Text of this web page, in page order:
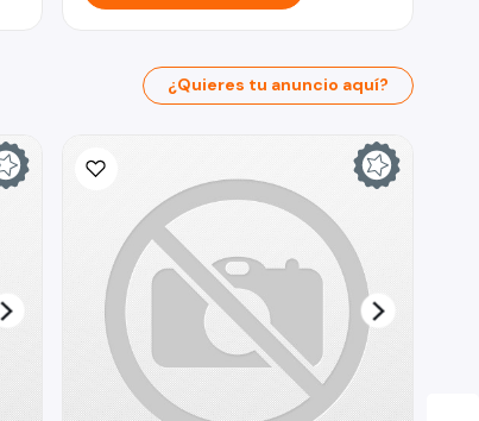
¿Quieres tu anuncio aquí?